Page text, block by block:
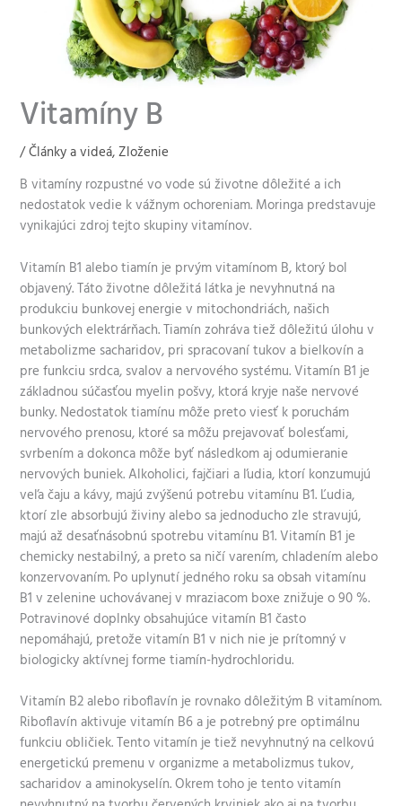
Vitamíny B
/Články a videá,Zloženie
B vitamíny rozpustné vo vode sú životne dôležité a ich
nedostatok vedie k vážnym ochoreniam. Moringa predstavuje
vynikajúci zdroj tejto skupiny vitamínov.
Vitamín B1 alebo tiamín je prvým vitamínom B, ktorý bol
objavený. Táto životne dôležitá látka je nevyhnutná na
produkciu bunkovej energie v mitochondriách, našich
bunkových elektrárňach. Tiamín zohráva tiež dôležitú úlohu v
metabolizme sacharidov, pri spracovaní tukov a bielkovín a
pre funkciu srdca, svalov a nervového systému. Vitamín B1 je
základnou súčasťou myelin pošvy, ktorá kryje naše nervové
bunky. Nedostatok tiamínu môže preto viesť k poruchám
nervového prenosu, ktoré sa môžu prejavovať bolesťami,
svrbením a dokonca môže byť následkom aj odumieranie
nervových buniek. Alkoholici, fajčiari a ľudia, ktorí konzumujú
veľa čaju a kávy, majú zvýšenú potrebu vitamínu B1. Ľudia,
ktorí zle absorbujú živiny alebo sa jednoducho zle stravujú,
majú až desaťnásobnú spotrebu vitamínu B1. Vitamín B1 je
chemicky nestabilný, a preto sa ničí varením, chladením alebo
konzervovaním. Po uplynutí jedného roku sa obsah vitamínu
B1 v zelenine uchovávanej v mraziacom boxe znižuje o 90 %.
Potravinové doplnky obsahujúce vitamín B1 často
nepomáhajú, pretože vitamín B1 v nich nie je prítomný v
biologicky aktívnej forme tiamín-hydrochloridu.
Vitamín B2 alebo riboflavín je rovnako dôležitým B vitamínom.
Riboflavín aktivuje vitamín B6 a je potrebný pre optimálnu
funkciu obličiek. Tento vitamín je tiež nevyhnutný na celkovú
energetickú premenu v organizme a metabolizmus tukov,
sacharidov a aminokyselín. Okrem toho je tento vitamín